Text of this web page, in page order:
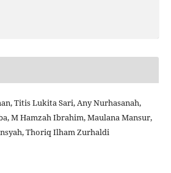
Titis Lukita Sari, Any Nurhasanah,
M Hamzah Ibrahim, Maulana Mansur,
Thoriq Ilham Zurhaldi